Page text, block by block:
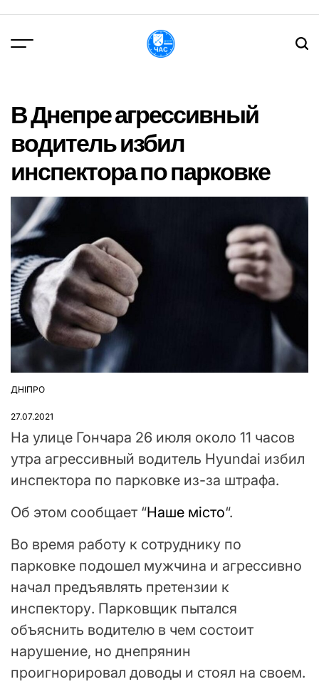
вмісту
В Днепре агрессивный
водитель избил
инспектора по парковке
ОПУБЛІКУВАТИ
ДНІПРО
27.07.2021
На улице Гончара 26 июля около 11 часов
утра агрессивный водитель Hyundai избил
инспектора по парковке из-за штрафа.
Об этом сообщает “Наше місто“.
Во время работу к сотруднику по
парковке подошел мужчина и агрессивно
начал предъявлять претензии к
инспектору. Парковщик пытался
объяснить водителю в чем состоит
нарушение, но днепрянин
проигнорировал доводы и стоял на своем.